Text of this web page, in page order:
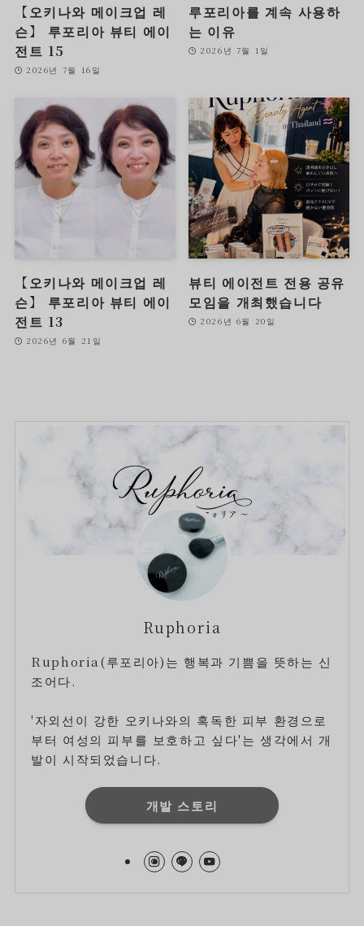
【오키나와 메이크업 레
슨】 루포리아 뷰티 에이
전트 15
2026년 7월 16일
루포리아를 계속 사용하
는 이유
2026년 7월 1일
【오키나와 메이크업 레
슨】 루포리아 뷰티 에이
전트 13
2026년 6월 21일
뷰티 에이전트 전용 공유
모임을 개최했습니다
2026년 6월 20일
Ruphoria
Ruphoria(루포리아)는 행복과 기쁨을 뜻하는 신
조어다.
'자외선이 강한 오키나와의 혹독한 피부 환경으로
부터 여성의 피부를 보호하고 싶다'는 생각에서 개
발이 시작되었습니다.
개발 스토리